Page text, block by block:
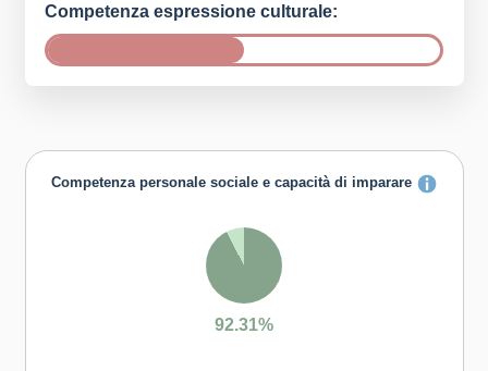
Competenza espressione culturale:
Competenza personale sociale e capacità di imparare
92.31%